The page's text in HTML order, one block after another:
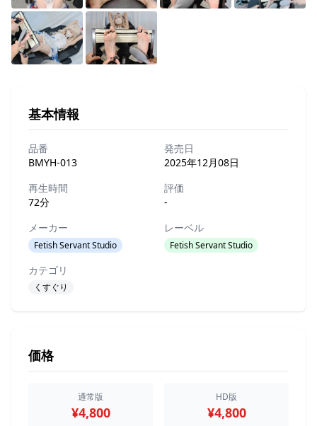
基本情報
品番
BMYH-013
発売日
2025年12月08日
再生時間
72分
評価
-
メーカー
Fetish Servant Studio
レーベル
Fetish Servant Studio
カテゴリ
くすぐり
価格
通常版
¥4,800
HD版
¥4,800